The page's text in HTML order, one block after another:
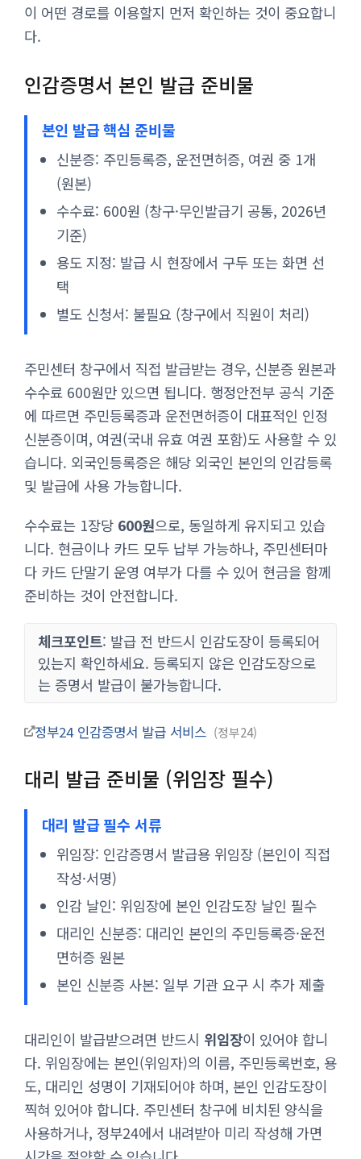
이 어떤 경로를 이용할지 먼저 확인하는 것이 중요합니
다.
인감증명서 본인 발급 준비물
본인 발급 핵심 준비물
신분증: 주민등록증, 운전면허증, 여권 중 1개
(원본)
수수료: 600원 (창구·무인발급기 공통, 2026년
기준)
용도 지정: 발급 시 현장에서 구두 또는 화면 선
택
별도 신청서: 불필요 (창구에서 직원이 처리)
주민센터 창구에서 직접 발급받는 경우, 신분증 원본과
수수료 600원만 있으면 됩니다. 행정안전부 공식 기준
에 따르면 주민등록증과 운전면허증이 대표적인 인정
신분증이며, 여권(국내 유효 여권 포함)도 사용할 수 있
습니다. 외국인등록증은 해당 외국인 본인의 인감등록
및 발급에 사용 가능합니다.
수수료는 1장당 600원으로, 동일하게 유지되고 있습
니다. 현금이나 카드 모두 납부 가능하나, 주민센터마
다 카드 단말기 운영 여부가 다를 수 있어 현금을 함께
준비하는 것이 안전합니다.
체크포인트: 발급 전 반드시 인감도장이 등록되어
있는지 확인하세요. 등록되지 않은 인감도장으로
는 증명서 발급이 불가능합니다.
정부24 인감증명서 발급 서비스 정부24
대리 발급 준비물 (위임장 필수)
대리 발급 필수 서류
위임장: 인감증명서 발급용 위임장 (본인이 직접
작성·서명)
인감 날인: 위임장에 본인 인감도장 날인 필수
대리인 신분증: 대리인 본인의 주민등록증·운전
면허증 원본
본인 신분증 사본: 일부 기관 요구 시 추가 제출
대리인이 발급받으려면 반드시 위임장이 있어야 합니
다. 위임장에는 본인(위임자)의 이름, 주민등록번호, 용
도, 대리인 성명이 기재되어야 하며, 본인 인감도장이
찍혀 있어야 합니다. 주민센터 창구에 비치된 양식을
사용하거나, 정부24에서 내려받아 미리 작성해 가면